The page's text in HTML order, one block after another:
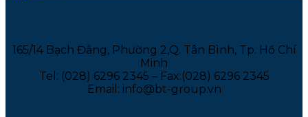
165/14 Bạch Đằng, Phường 2,Q. Tân Bình, Tp. Hồ Chí
Minh
Tel: (028) 6296 2345 – Fax:(028) 6296 2345
Email: info@bt-group.vn